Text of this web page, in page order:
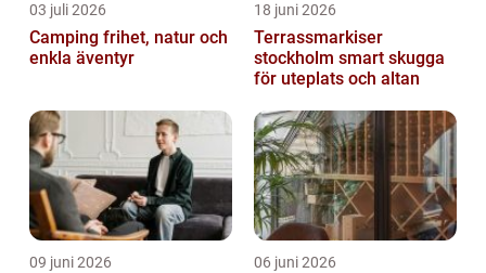
03 juli 2026
Camping frihet, natur och
enkla äventyr
18 juni 2026
Terrassmarkiser
stockholm smart skugga
för uteplats och altan
09 juni 2026 06 juni 2026